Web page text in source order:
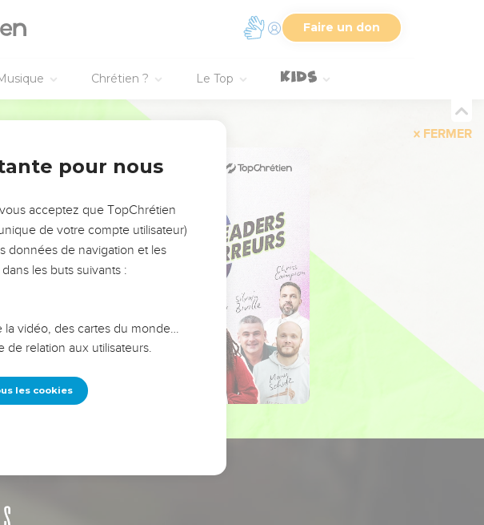
Faire un don
Chrétien ? Le Top
FERMER
pour nous
acceptez que TopChrétien
de votre compte utilisateur)
données de navigation et les
les buts suivants :
la vidéo, des cartes du monde…
relation aux utilisateurs.
les cookies